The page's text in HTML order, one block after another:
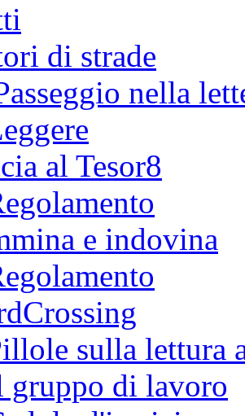
di strade
nella
al Tesor8
e indovina
sulla lettura
gruppo di lavoro